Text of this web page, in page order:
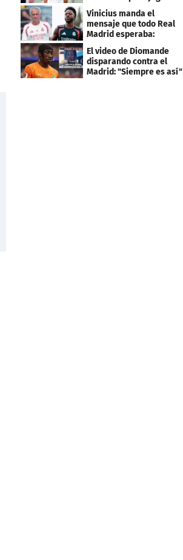
el PSG
Vinicius manda el
mensaje que todo Real
Madrid esperaba:
"Mourinho..."
El video de Diomande
disparando contra el
Madrid: "Siempre es así"